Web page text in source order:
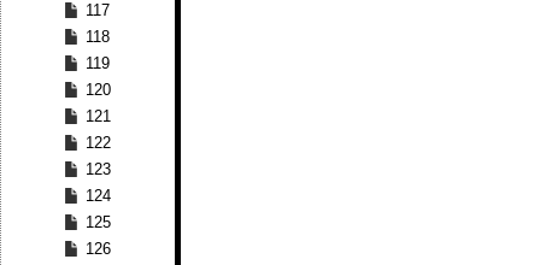
117
118
119
120
121
122
123
124
125
126